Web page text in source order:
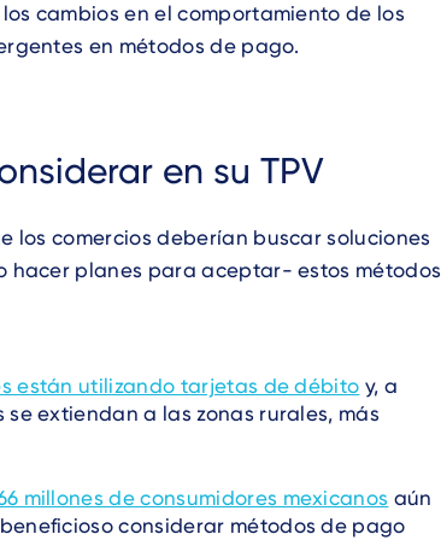
cambios en el comportamiento de los
en métodos de pago.
en su TPV
los comercios deberían buscar soluciones
planes para aceptar- estos métodos
están utilizando tarjetas de débito y, a
extiendan a las zonas rurales, más
millones de consumidores mexicanos aún
considerar métodos de pago